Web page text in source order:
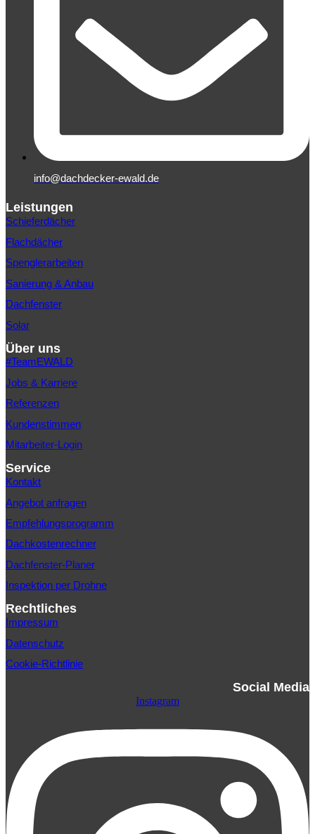
info@dachdecker-ewald.de
Leistungen
Schieferdächer
Flachdächer
Spenglerarbeiten
Sanierung & Anbau
Dachfenster
Solar
Über uns
#TeamEWALD
Jobs & Karriere
Referenzen
Kundenstimmen
Mitarbeiter-Login
Service
Kontakt
Angebot anfragen
Empfehlungsprogramm
Dachkostenrechner
Dachfenster-Planer
Inspektion per Drohne
Rechtliches
Impressum
Datenschutz
Cookie-Richtlinie
Social Media
Instagram